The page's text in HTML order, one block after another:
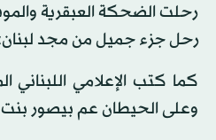
رحلت الضحكة العبقرية
رحل جزء جميل من مجد
كما كتب الإعلامي
وعلى الحيطان عم بيصور بنت